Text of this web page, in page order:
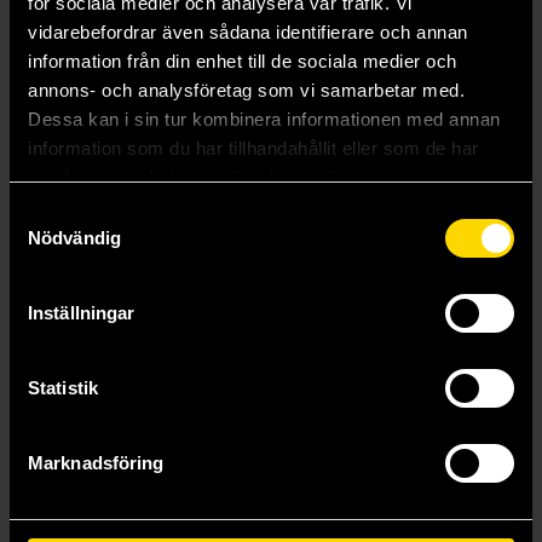
vidarebefordrar även sådana identifierare och annan
information från din enhet till de sociala medier och
annons- och analysföretag som vi samarbetar med.
Dessa kan i sin tur kombinera informationen med annan
information som du har tillhandahållit eller som de har
samlat in när du har använt deras tjänster.
Nödvändig
Inställningar
Statistik
Marknadsföring
Dmitrij Gluchovskij